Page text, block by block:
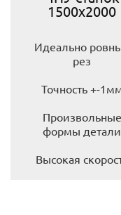
1500х2000
Идеально
рез
Точность +-
Произвольные
формы детали
Высокая